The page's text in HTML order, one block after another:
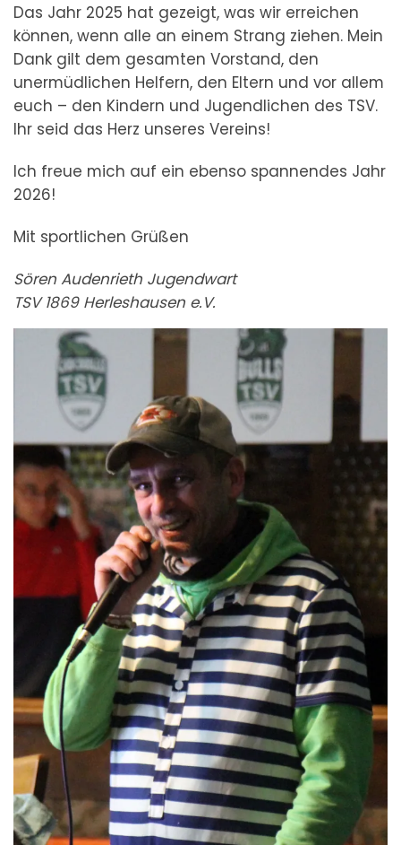
Das Jahr 2025 hat gezeigt, was wir erreichen
können, wenn alle an einem Strang ziehen. Mein
Dank gilt dem gesamten Vorstand, den
unermüdlichen Helfern, den Eltern und vor allem
euch – den Kindern und Jugendlichen des TSV.
Ihr seid das Herz unseres Vereins!
Ich freue mich auf ein ebenso spannendes Jahr
2026!
Mit sportlichen Grüßen
Sören Audenrieth Jugendwart
TSV 1869 Herleshausen e.V.